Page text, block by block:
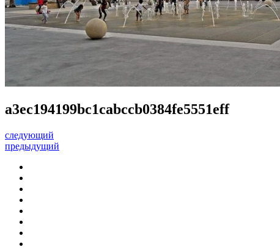
a3ec194199bc1cabccb0384fe5551eff
следующий
предыдущий